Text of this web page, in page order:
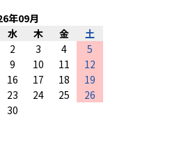
年09月
水 木 金
土
2 3 4
5
9 10 11
12
16 17 18
19
23 24 25
26
30